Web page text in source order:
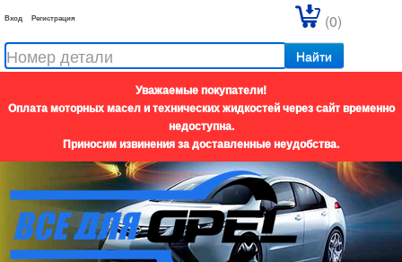
Вход Регистрация
Найти
(0)
Уважаемые покупатели!
Оплата моторных масел и технических жидкостей через сайт временно
недоступна.
Приносим извинения за доставленные неудобства.